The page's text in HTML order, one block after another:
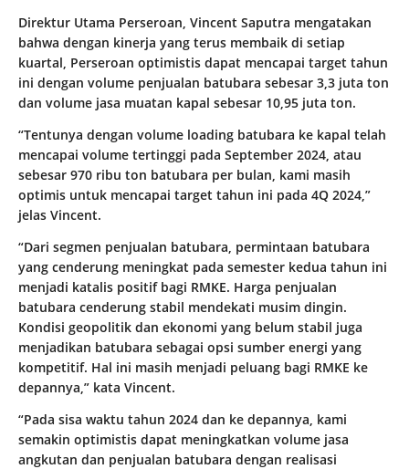
Direktur Utama Perseroan, Vincent Saputra mengatakan
bahwa dengan kinerja yang terus membaik di setiap
kuartal, Perseroan optimistis dapat mencapai target tahun
ini dengan volume penjualan batubara sebesar 3,3 juta ton
dan volume jasa muatan kapal sebesar 10,95 juta ton.
“Tentunya dengan volume loading batubara ke kapal telah
mencapai volume tertinggi pada September 2024, atau
sebesar 970 ribu ton batubara per bulan, kami masih
optimis untuk mencapai target tahun ini pada 4Q 2024,”
jelas Vincent.
“Dari segmen penjualan batubara, permintaan batubara
yang cenderung meningkat pada semester kedua tahun ini
menjadi katalis positif bagi RMKE. Harga penjualan
batubara cenderung stabil mendekati musim dingin.
Kondisi geopolitik dan ekonomi yang belum stabil juga
menjadikan batubara sebagai opsi sumber energi yang
kompetitif. Hal ini masih menjadi peluang bagi RMKE ke
depannya,” kata Vincent.
“Pada sisa waktu tahun 2024 dan ke depannya, kami
semakin optimistis dapat meningkatkan volume jasa
angkutan dan penjualan batubara dengan realisasi